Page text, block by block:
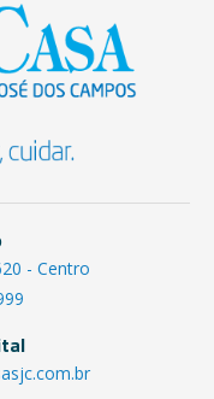
- Centro